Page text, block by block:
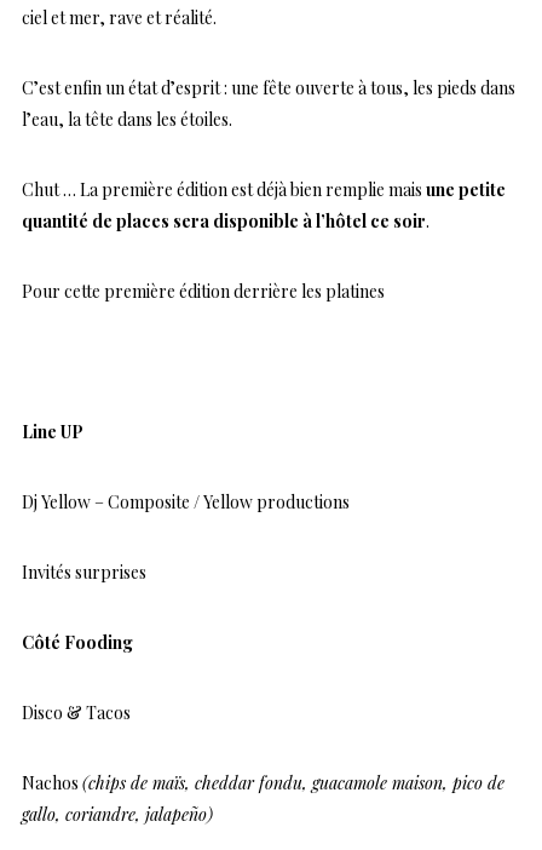
ciel et mer, rave et réalité.
C’est enfin un état d’esprit : une fête ouverte à tous, les pieds dans
l’eau, la tête dans les étoiles.
Chut … La première édition est déjà bien remplie mais une petite
quantité de places sera disponible à l’hôtel ce soir.
Pour cette première édition derrière les platines
Line UP
Dj Yellow – Composite / Yellow productions
Invités surprises
Côté Fooding
Disco & Tacos
Nachos (chips de maïs, cheddar fondu, guacamole maison, pico de
gallo, coriandre, jalapeño)